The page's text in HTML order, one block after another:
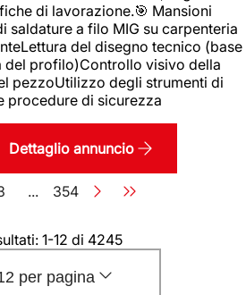
di lavorazione.🎯 Mansioni
saldature a filo MIG su carpenteria
del disegno tecnico (base
del profilo)Controllo visivo della
pezzoUtilizzo degli strumenti di
procedure di sicurezza
Dettaglio annuncio
Pagina
... Pagina
354
1-12 di 4245
per pagina